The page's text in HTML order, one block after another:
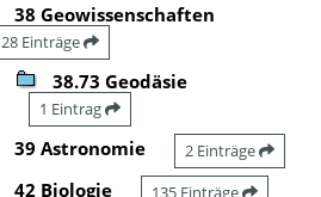
38 Geowissenschaften
28 Einträge
38.73 Geodäsie
1 Eintrag
39 Astronomie 2 Einträge
42 Biologie 135 Einträge